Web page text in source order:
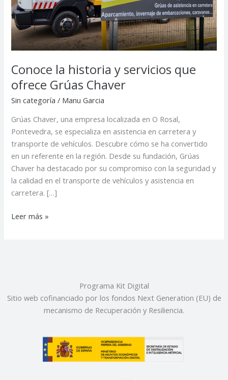
Conoce la historia y servicios que
ofrece Grúas Chaver
Sin categoría / Manu Garcia
Grúas Chaver, una empresa localizada en O Rosal,
Pontevedra, se especializa en asistencia en carretera y
transporte de vehículos. Descubre cómo se ha convertido
en un referente en la región. Desde su fundación, Grúas
Chaver ha destacado por su compromiso con la seguridad y
la calidad en el transporte de vehículos y asistencia en
carretera. […]
ofrece
Grúas
Chaver
Leer más »
Programa Kit Digital
Sitio web cofinanciado por los fondos Next Generation (EU) de
mecanismo de Recuperación y Resiliencia.